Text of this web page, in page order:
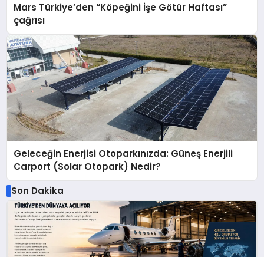
Mars Türkiye’den “Köpeğini İşe Götür Haftası”
çağrısı
Geleceğin Enerjisi Otoparkınızda: Güneş Enerjili
Carport (Solar Otopark) Nedir?
Son Dakika